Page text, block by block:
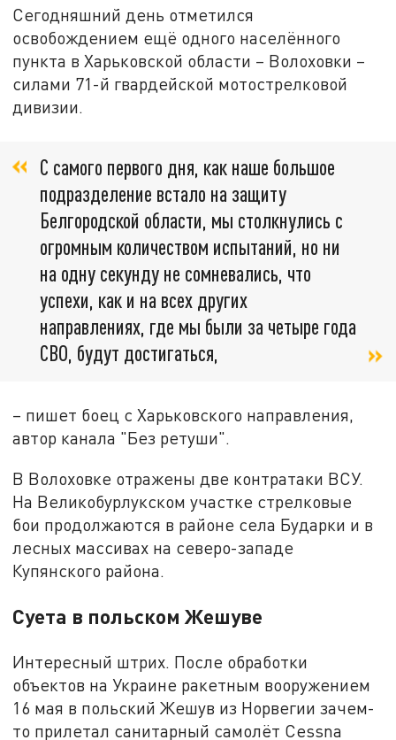
Сегодняшний день отметился
освобождением ещё одного населённого
пункта в Харьковской области – Волоховки –
силами 71-й гвардейской мотострелковой
дивизии.
С самого первого дня, как наше большое
подразделение встало на защиту
Белгородской области, мы столкнулись с
огромным количеством испытаний, но ни
на одну секунду не сомневались, что
успехи, как и на всех других
направлениях, где мы были за четыре года
СВО, будут достигаться,
– пишет боец с Харьковского направления,
автор канала "Без ретуши".
В Волоховке отражены две контратаки ВСУ.
На Великобурлукском участке стрелковые
бои продолжаются в районе села Бударки и в
лесных массивах на северо-западе
Купянского района.
Суета в польском Жешуве
Интересный штрих. После обработки
объектов на Украине ракетным вооружением
16 мая в польский Жешув из Норвегии зачем-
то прилетал санитарный самолёт Cessna